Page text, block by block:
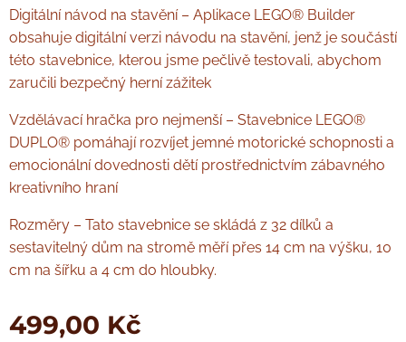
Digitální návod na stavění – Aplikace LEGO® Builder
obsahuje digitální verzi návodu na stavění, jenž je součástí
této stavebnice, kterou jsme pečlivě testovali, abychom
zaručili bezpečný herní zážitek
Vzdělávací hračka pro nejmenší – Stavebnice LEGO®
DUPLO® pomáhají rozvíjet jemné motorické schopnosti a
emocionální dovednosti dětí prostřednictvím zábavného
kreativního hraní
Rozměry – Tato stavebnice se skládá z 32 dílků a
sestavitelný dům na stromě měří přes 14 cm na výšku, 10
cm na šířku a 4 cm do hloubky.
499,00 Kč